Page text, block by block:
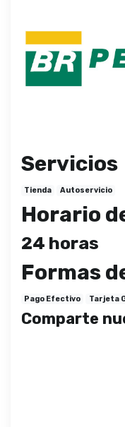
Servicios
Tienda Autoservicio
Horario
24 horas
Formas
Pago Efectivo Tarjeta
Comparte